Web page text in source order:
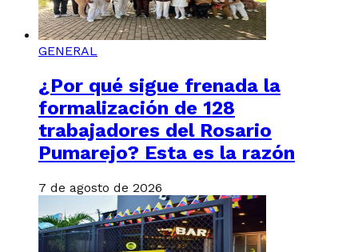
GENERAL
¿Por qué sigue frenada la
formalización de 128
trabajadores del Rosario
Pumarejo? Esta es la razón
7 de agosto de 2026